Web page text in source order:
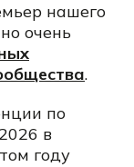
нашего
очень
.
по
в
году